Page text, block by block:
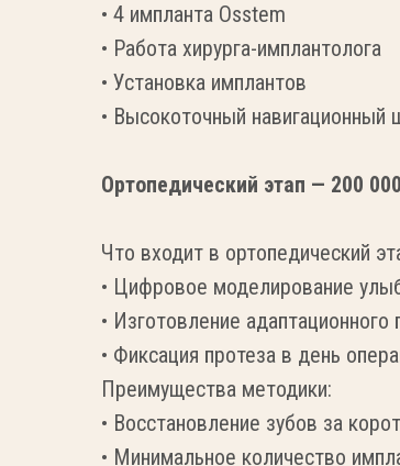
• 4 импланта Osstem
• Работа хирурга-имплантолога
• Установка имплантов
• Высокоточный навигационный
Ортопедический этап — 200
Что входит в ортопедический
• Цифровое моделирование
• Изготовление адаптационного
• Фиксация протеза в день
Преимущества методики:
• Восстановление зубов за
• Минимальное количество